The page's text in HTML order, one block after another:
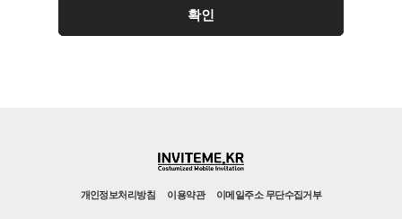
개인정보처리방침 이용약관 이메일주소 무단수집거부